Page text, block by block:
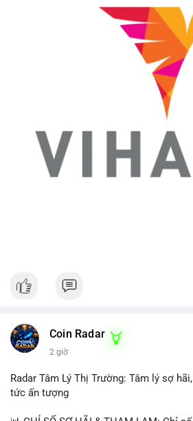
Coin Radar
2 giờ
Radar Tâm Lý Thị Trường: Tâm lý sợ
tức ấn tượng